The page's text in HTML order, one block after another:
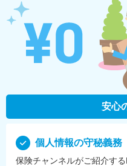
安心
個⼈情報の守秘義務
保険チャンネルがご紹介す